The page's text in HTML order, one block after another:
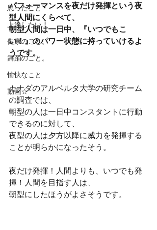
思ったこと
上達したい！
健康のこと。
舞踊のこと。
愉快なこと
動画☆
パフォーマンスを夜だけ発揮という夜
型人間にくらべて、
朝型人間は一日中、『いつでもこ
い！』のパワー状態に持っていけるよ
うです。
カナダのアルベルタ大学の研究チーム
の調査では、
朝型の人は一日中コンスタントに行動
できるのに対して、
夜型の人は夕方以降に威力を発揮する
ことが明らかになったそう。
夜だけ発揮！人間よりも、いつでも発
揮！人間を目指す人は、
朝型にしたほうがよさそうです。